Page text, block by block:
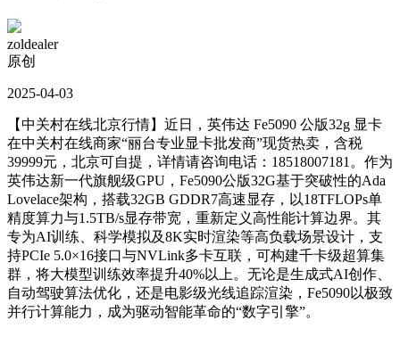
zoldealer
原创
2025-04-03
【中关村在线北京行情】近日， 英伟达 Fe5090 公版32g 显卡
在中关村在线商家“丽台专业显卡批发商”现货热卖， 含税
39999元 ，北京可自提，详情请咨询电话： 18518007181 。 作为
英伟达新一代旗舰级GPU，Fe5090公版32G基于突破性的Ada
Lovelace架构，搭载32GB GDDR7高速显存，以18TFLOPs单
精度算力与1.5TB/s显存带宽，重新定义高性能计算边界。其
专为AI训练、科学模拟及8K实时渲染等高负载场景设计，支
持PCIe 5.0×16接口与NVLink多卡互联，可构建千卡级超算集
群，将大模型训练效率提升40%以上。无论是生成式AI创作、
自动驾驶算法优化，还是电影级光线追踪渲染，Fe5090以极致
并行计算能力，成为驱动智能革命的“数字引擎”。